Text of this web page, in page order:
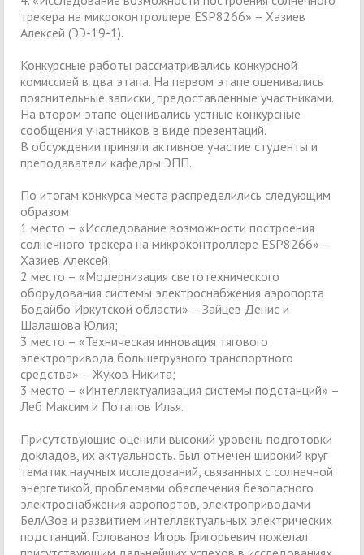
трекера на микроконтроллере ESP8266» – Хазиев
Алексей (ЭЭ-19-1).
Конкурсные работы рассматривались конкурсной
комиссией в два этапа. На первом этапе оценивались
пояснительные записки, предоставленные участниками.
На втором этапе оценивались устные конкурсные
сообщения участников в виде презентаций.
В обсуждении приняли активное участие студенты и
преподаватели кафедры ЭПП.
По итогам конкурса места распределились следующим
образом:
1 место – «Исследование возможности построения
солнечного трекера на микроконтроллере ESP8266» –
Хазиев Алексей;
2 место – «Модернизация светотехнического
оборудования системы электроснабжения аэропорта
Бодайбо Иркутской области» – Зайцев Денис и
Шалашова Юлия;
3 место – «Техническая инновация тягового
электропривода большегрузного транспортного
средства» – Жуков Никита;
3 место – «Интеллектуализация системы подстанций» –
Леб Максим и Потапов Илья.
Присутствующие оценили высокий уровень подготовки
докладов, их актуальность. Был отмечен широкий круг
тематик научных исследований, связанных с солнечной
энергетикой, проблемами обеспечения безопасного
электроснабжения аэропортов, электроприводами
БелАЗов и развитием интеллектуальных электрических
подстанций. Голованов Игорь Григорьевич пожелал